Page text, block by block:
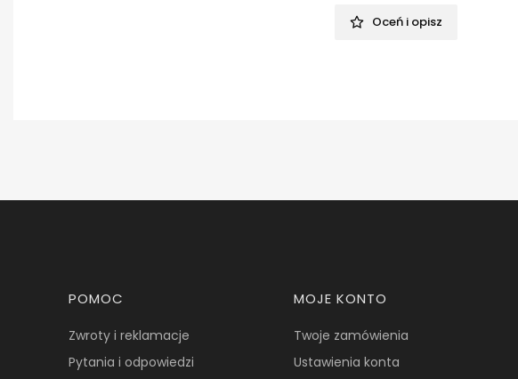
Oceń i opisz
Linki w stopce
POMOC
Zwroty i reklamacje
Pytania i odpowiedzi
MOJE KONTO
Twoje zamówienia
Ustawienia konta